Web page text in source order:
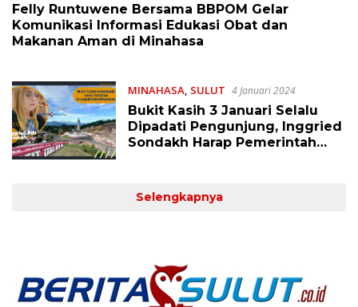
Felly Runtuwene Bersama BBPOM Gelar
Komunikasi Informasi Edukasi Obat dan
Makanan Aman di Minahasa
MINAHASA, SULUT 4 Januari 2024
Bukit Kasih 3 Januari Selalu
Dipadati Pengunjung, Inggried
Sondakh Harap Pemerintah
Selengkapnya